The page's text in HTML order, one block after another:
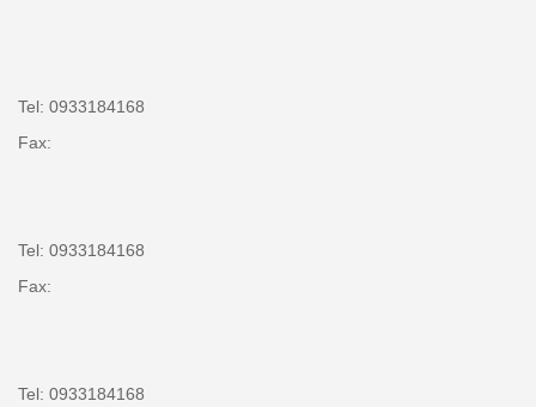
Tel: 0933184168
Fax:
Tel: 0933184168
Fax:
Tel: 0933184168